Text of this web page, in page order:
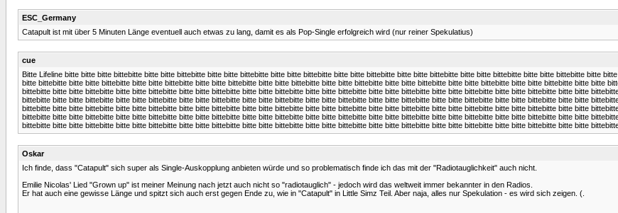
ESC_Germany
Catapult ist mit über 5 Minuten Länge eventuell auch etwas zu lang, damit es als Pop-Single erfolgreich wird (nur reiner Spekulatius)
cue
Bitte Lifeline bitte bitte bitte bittebitte bitte bitte bittebitte bitte bitte bittebitte bitte bitte bittebitte bitte bitte bittebitte bitte bitte bittebitte bitte bitte bittebitte bitte bitte bittebitte bitte
bitte bittebitte bitte bitte bittebitte bitte bitte bittebitte bitte bitte bittebitte bitte bitte bittebitte bitte bitte bittebitte bitte bitte bittebitte bitte bitte bittebitte bitte bitte bittebitte bitte bitte
bittebitte bitte bitte bittebitte bitte bitte bittebitte bitte bitte bittebitte bitte bitte bittebitte bitte bitte bittebitte bitte bitte bittebitte bitte bitte bittebitte bitte bitte bittebitte bitte bitte
bittebitte bitte bitte bittebitte bitte bitte bittebitte bitte bitte bittebitte bitte bitte bittebitte bitte bitte bittebitte bitte bitte bittebitte bitte bitte bittebitte bitte bitte bittebitte bitte bitte
bittebitte bitte bitte bittebitte bitte bitte bittebitte bitte bitte bittebitte bitte bitte bittebitte bitte bitte bittebitte bitte bitte bittebitte bitte bitte bittebitte bitte bitte bittebitte bitte bitte
bittebitte bitte bitte bittebitte bitte bitte bittebitte bitte bitte bittebitte bitte bitte bittebitte bitte bitte bittebitte bitte bitte bittebitte bitte bitte bittebitte bitte bitte bittebitte bitte bitte
bittebitte bitte bitte bittebitte bitte bitte bittebitte bitte bitte bittebitte bitte bitte bittebitte bitte bitte bittebitte bitte bitte bittebitte bitte bitte bittebitte bitte bitte bittebitte bitte bitte
Oskar
Ich finde, dass "Catapult" sich super als Single-Auskopplung anbieten würde und so problematisch finde ich das mit der "Radiotauglichkeit" auch nicht.
Emilie Nicolas' Lied "Grown up" ist meiner Meinung nach jetzt auch nicht so "radiotauglich" - jedoch wird das weltweit immer bekannter in den Radios.
Er hat auch eine gewisse Länge und spitzt sich auch erst gegen Ende zu, wie in "Catapult" in Little Simz Teil. Aber naja, alles nur Spekulation - es wird sich zeigen. (.